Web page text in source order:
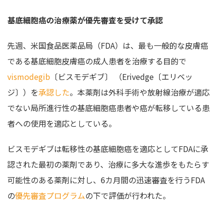
基底細胞癌の治療薬が優先審査を受けて承認
先週、米国食品医薬品局（FDA）は、最も一般的な皮膚癌
である基底細胞皮膚癌の成人患者を治療する目的で
vismodegib 〔ビスモデギブ〕 （Erivedge〔エリベッ
ジ〕）を承認した。本薬剤は外科手術や放射線治療が適応
でない局所進行性の基底細胞癌患者や癌が転移している患
者への使用を適応としている。
ビスモデギブは転移性の基底細胞癌を適応としてFDAに承
認された最初の薬剤であり、治療に多大な進歩をもたらす
可能性のある薬剤に対し、6カ月間の迅速審査を行うFDA
の優先審査プログラムの下で評価が行われた。